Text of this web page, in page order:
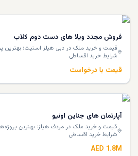
فروش مجدد ویلا های دست دوم کلاب
شرایط خرید اقساطی
قیمت با درخواست
آپارتمان های جناین اونیو
شرایط خرید اقساطی
AED 1.8M